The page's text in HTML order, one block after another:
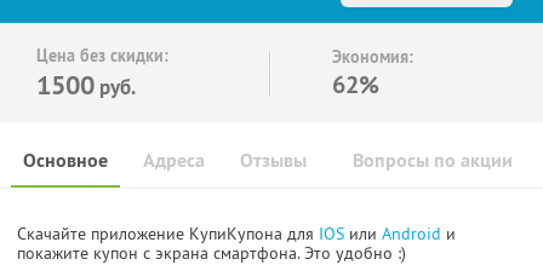
Цена без скидки:
1500 руб.
Экономия:
62%
Основное Отзывы Вопросы по акции
Адреса
Скачайте приложение КупиКупона для IOS или Android и
покажите купон с экрана смартфона. Это удобно :)